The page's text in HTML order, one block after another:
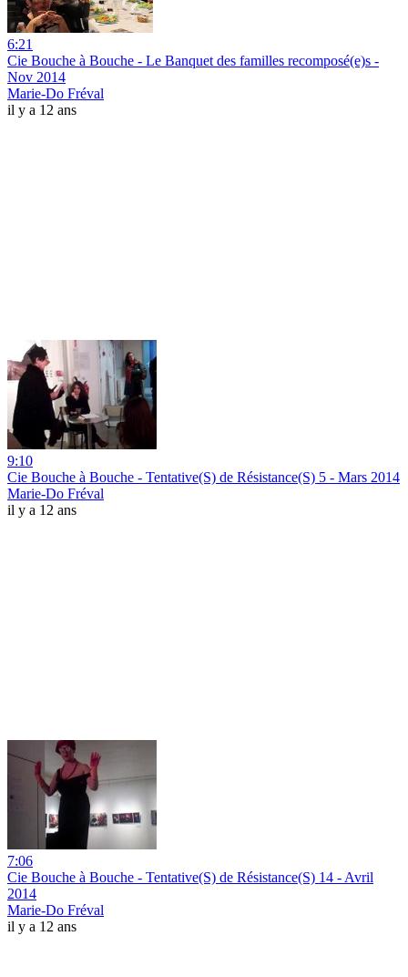
6:21
Cie Bouche à Bouche - Le Banquet des familles recomposé(e)s -
Nov 2014
Marie-Do Fréval
il y a 12 ans
9:10
Cie Bouche à Bouche - Tentative(S) de Résistance(S) 5 - Mars 2014
Marie-Do Fréval
il y a 12 ans
7:06
Cie Bouche à Bouche - Tentative(S) de Résistance(S) 14 - Avril
2014
Marie-Do Fréval
il y a 12 ans